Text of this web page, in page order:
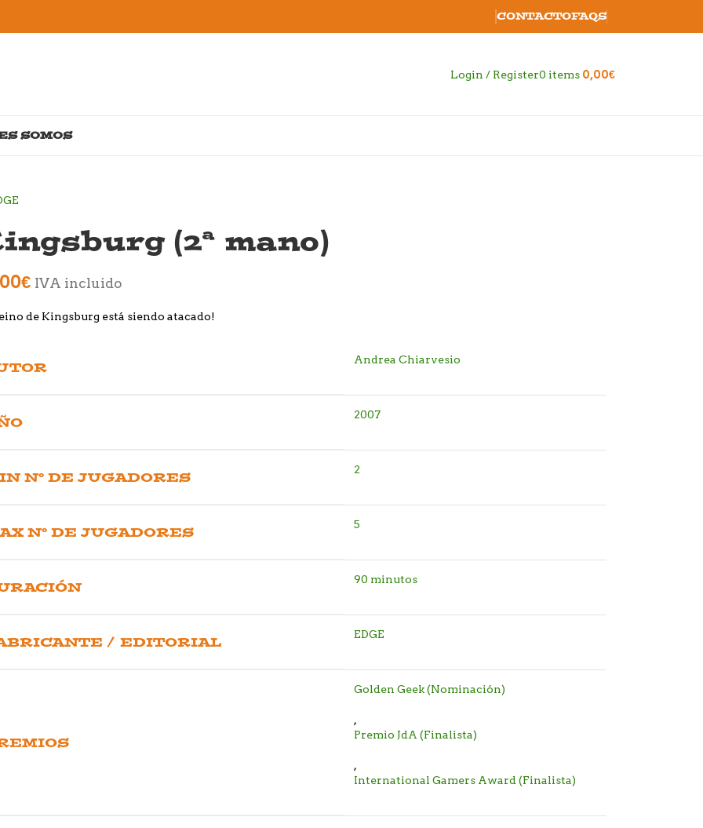
CONTACTOFAQS
Login / Register0 items 0,00€
SOMOS
(2ª mano)
€ IVA incluido
de Kingsburg está siendo atacado!
Andrea Chiarvesio
2007
Nº DE JUGADORES 2
Nº DE JUGADORES 5
90 minutos
/ EDITORIAL EDGE
Golden Geek (Nominación)
,
Premio JdA (Finalista)
,
International Gamers Award (Finalista)